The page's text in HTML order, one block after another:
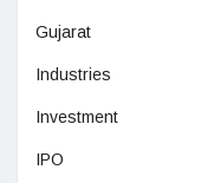
Gujarat
Industries
Investment
IPO